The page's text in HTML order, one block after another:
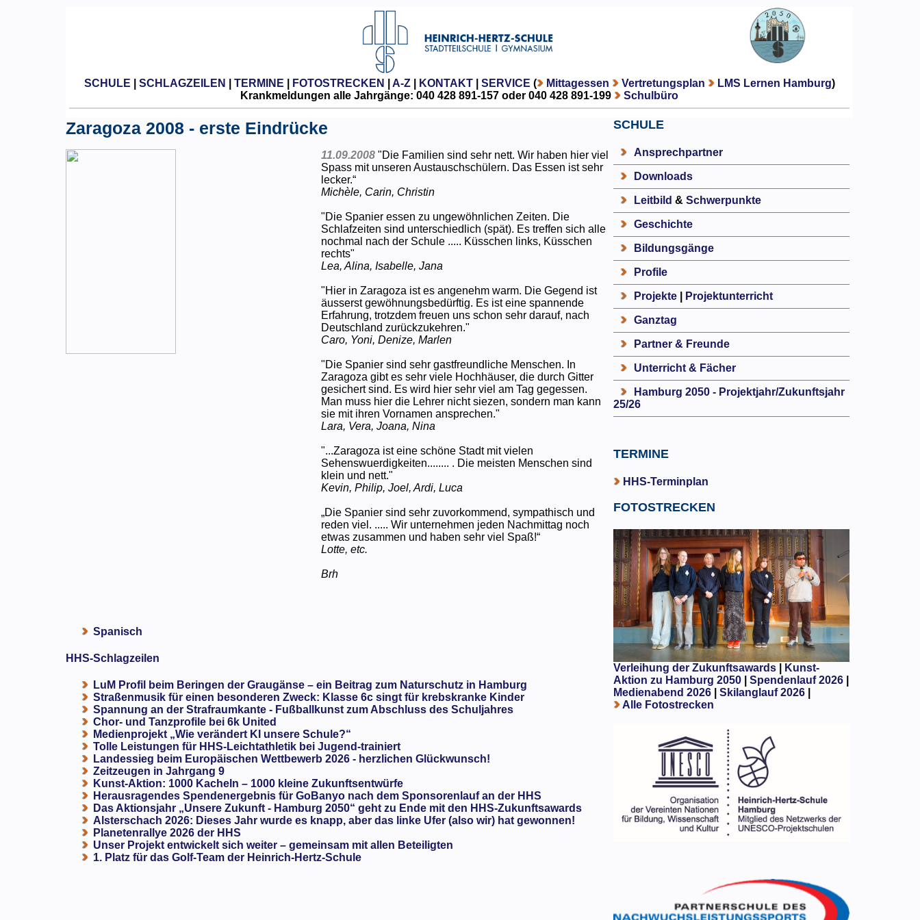
SCHULE SCHLAGZEILEN TERMINE FOTOSTRECKEN A-Z| KONTAKT| SERVICE ( Mittagessen Vertretungsplan LMS Lernen Hamburg)
Krankmeldungen alle Jahrgänge: 040 428 891-157 oder 040 428 891-199
Schulbüro
Zaragoza 2008 - erste Eindrücke
11.09.2008 "Die Familien sind sehr nett. Wir haben hier viel
Spass mit unseren Austauschschülern. Das Essen ist sehr
lecker.“
Michèle, Carin, Christin
"Die Spanier essen zu ungewöhnlichen Zeiten. Die
Schlafzeiten sind unterschiedlich (spät). Es treffen sich alle
nochmal nach der Schule ..... Küsschen links, Küsschen
rechts"
Lea, Alina, Isabelle, Jana
"Hier in Zaragoza ist es angenehm warm. Die Gegend ist
äusserst gewöhnungsbedürftig. Es ist eine spannende
Erfahrung, trotzdem freuen uns schon sehr darauf, nach
Deutschland zurückzukehren."
Caro, Yoni, Denize, Marlen
"Die Spanier sind sehr gastfreundliche Menschen. In
Zaragoza gibt es sehr viele Hochhäuser, die durch Gitter
gesichert sind. Es wird hier sehr viel am Tag gegessen.
Man muss hier die Lehrer nicht siezen, sondern man kann
sie mit ihren Vornamen ansprechen."
Lara, Vera, Joana, Nina
"...Zaragoza ist eine schöne Stadt mit vielen
Sehenswuerdigkeiten........ . Die meisten Menschen sind
klein und nett."
Kevin, Philip, Joel, Ardi, Luca
„Die Spanier sind sehr zuvorkommend, sympathisch und
reden viel. ..... Wir unternehmen jeden Nachmittag noch
etwas zusammen und haben sehr viel Spaß!“
Lotte, etc.
Brh
Spanisch
HHS-Schlagzeilen
LuM Profil beim Beringen der Graugänse – ein Beitrag zum Naturschutz in Hamburg
Straßenmusik für einen besonderen Zweck: Klasse 6c singt für krebskranke Kinder
Spannung an der Strafraumkante - Fußballkunst zum Abschluss des Schuljahres
Chor- und Tanzprofile bei 6k United
Medienprojekt „Wie verändert KI unsere Schule?“
Tolle Leistungen für HHS-Leichtathletik bei Jugend-trainiert
Landessieg beim Europäischen Wettbewerb 2026 - herzlichen Glückwunsch!
Zeitzeugen in Jahrgang 9
Kunst-Aktion: 1000 Kacheln – 1000 kleine Zukunftsentwürfe
Herausragendes Spendenergebnis für GoBanyo nach dem Sponsorenlauf an der HHS
Das Aktionsjahr „Unsere Zukunft - Hamburg 2050“ geht zu Ende mit den HHS-Zukunftsawards
Alsterschach 2026: Dieses Jahr wurde es knapp, aber das linke Ufer (also wir) hat gewonnen!
Planetenrallye 2026 der HHS
Unser Projekt entwickelt sich weiter – gemeinsam mit allen Beteiligten
1. Platz für das Golf-Team der Heinrich-Hertz-Schule
SCHULE
Ansprechpartner
Downloads
Leitbild & Schwerpunkte
Geschichte
Bildungsgänge
Profile
Projekte| Projektunterricht
Ganztag
Partner & Freunde
Unterricht & Fächer
Hamburg 2050 - Projektjahr/Zukunftsjahr
25/26
TERMINE
HHS-Terminplan
FOTOSTRECKEN
Verleihung der Zukunftsawards|
Kunst-
Aktion zu Hamburg 2050
Spendenlauf 2026|
Medienabend 2026| Skilanglauf 2026|
Alle Fotostrecken